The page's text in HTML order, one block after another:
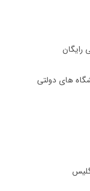
رایگان
های دولتی